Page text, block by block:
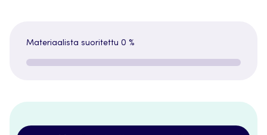
Materiaalista suoritettu 0 %